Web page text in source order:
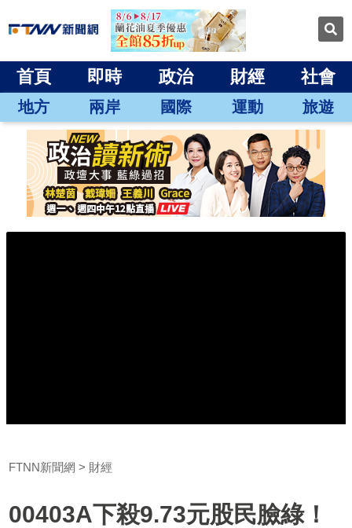
首頁 即時 政治 財經 社會
地方 兩岸 國際 運動 旅遊
FTNN新聞網 財經
00403A下殺9.73元股民臉綠！